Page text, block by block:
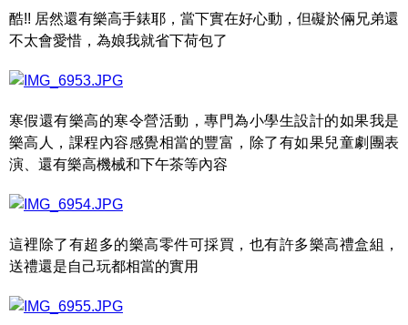
酷!! 居然還有樂高手錶耶，當下實在好心動，但礙於倆兄弟還
不太會愛惜，為娘我就省下荷包了
寒假還有樂高的寒令營活動，專門為小學生設計的如果我是
樂高人，課程內容感覺相當的豐富，除了有如果兒童劇團表
演、還有樂高機械和下午茶等內容
這裡除了有超多的樂高零件可採買，也有許多樂高禮盒組，
送禮還是自己玩都相當的實用